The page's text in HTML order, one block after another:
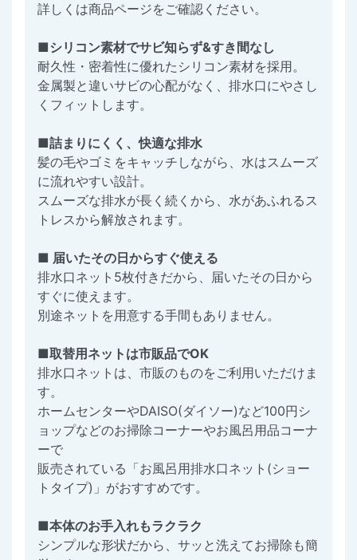
詳しくは商品ページをご確認ください。
■シリコン素材でサビ知らず&すき間なし
耐久性・密着性に優れたシリコン素材を採用。
金属製と違いサビの心配がなく、排水口にやさし
くフィットします。
■詰まりにくく、快適な排水
髪の毛やゴミをキャッチしながら、水はスムーズ
に流れやすい設計。
スムーズな排水が長く続くから、水があふれるス
トレスから解放されます。
■ 届いたその日からすぐ使える
排水口ネット5枚付きだから、届いたその日から
すぐに使えます。
別途ネットを用意する手間もありません。
■取替用ネットは市販品でOK
排水口ネットは、市販のものをご利用いただけま
す。
ホームセンターやDAISO(ダイソー)など100円シ
ョップなどのお掃除コーナーやお風呂用品コーナ
ーで
販売されている「お風呂用排水口ネット(ショー
トタイプ)」がおすすめです。
■本体のお手入れもラクラク
シンプルな形状だから、サッと洗えてお掃除も簡